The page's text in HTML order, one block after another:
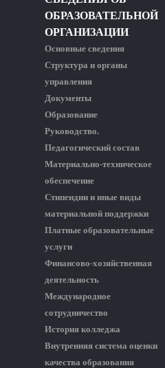
ОБРАЗОВАТЕЛЬНОЙ
ОРГАНИЗАЦИИ
Основные сведения
Структура и органы
управления
Документы
Образование
Руководство.
Педагогический состав
Материально-техническое
обеспечение
Стипендии и иные виды
материальной поддержки
Платные образовательные
услуги
Финансово-хозяйственная
деятельность
Международное
сотрудничество
История колледжа
Внутренняя система оценки
качества образования